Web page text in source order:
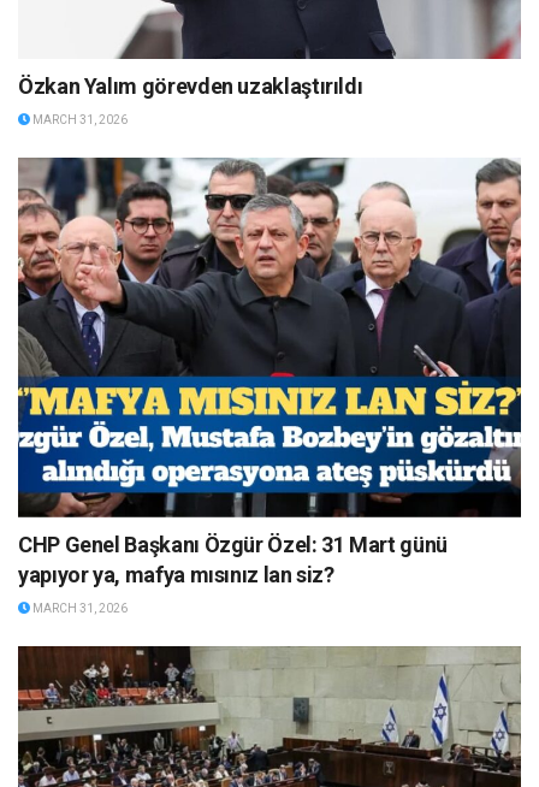
Özkan Yalım görevden uzaklaştırıldı
MARCH 31, 2026
CHP Genel Başkanı Özgür Özel: 31 Mart günü
yapıyor ya, mafya mısınız lan siz?
MARCH 31, 2026